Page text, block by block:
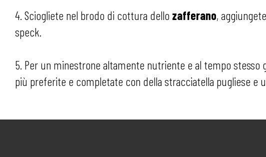
4. Sciogliete nel brodo di cottura dello zafferano,
speck.
5. Per un minestrone altamente nutriente e al tempo stesso
più preferite e completate con della stracciatella pugliese e